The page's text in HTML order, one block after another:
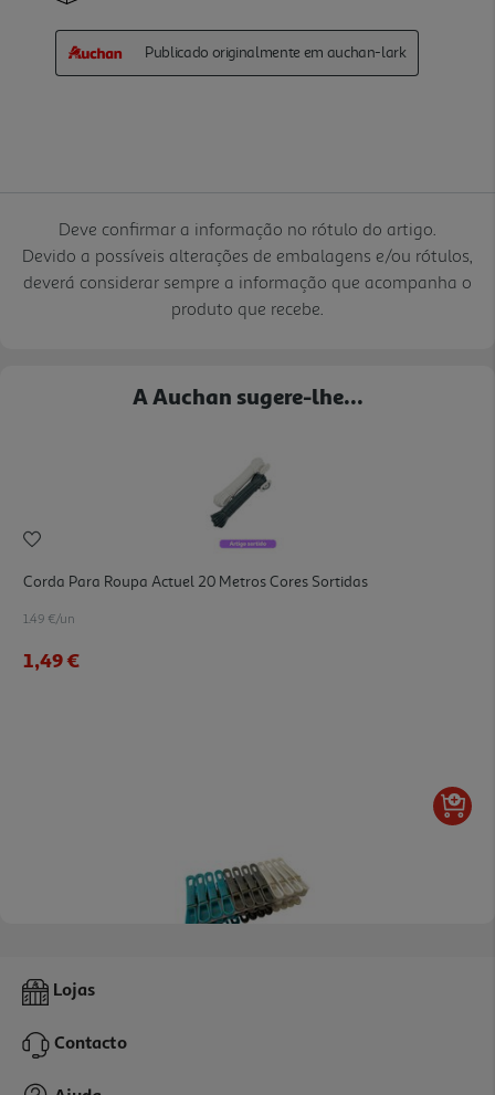
Deve confirmar a informação no rótulo do artigo.
Devido a possíveis alterações de embalagens e/ou rótulos,
deverá considerar sempre a informação que acompanha o
produto que recebe.
A Auchan sugere-lhe...
Corda Para Roupa Actuel 20 Metros Cores Sortidas
1.49 €/un
1,49 €
Conjunto 24 Molas Plástico Polegar
1,49 €
Lojas
Contacto